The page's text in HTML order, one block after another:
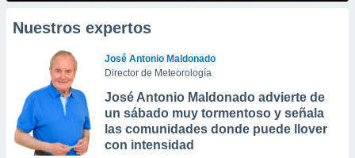
Nuestros expertos
José Antonio Maldonado
Director de Meteorología
José Antonio Maldonado advierte de
un sábado muy tormentoso y señala
las comunidades donde puede llover
con intensidad